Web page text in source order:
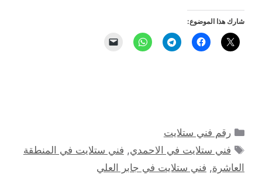
شارك هذا الموضوع:
التصنيفات
رقم فني ستلايت
الوسوم
فني ستلايت في الاحمدي, فني ستلايت في المنطقة
العاشرة, فني ستلايت في جابر العلي